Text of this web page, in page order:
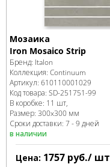
Мозаика
Iron Mosaico Strip
Бренд: Italon
Коллекция: Continuum
Артикул: 610110001029
Код товара: SD-251751-99
В коробке: 11 шт,
Размер: 300x300 мм
Сроки доставки: 7 - 9 дней
в наличии
Цена: 1757 руб./ шт